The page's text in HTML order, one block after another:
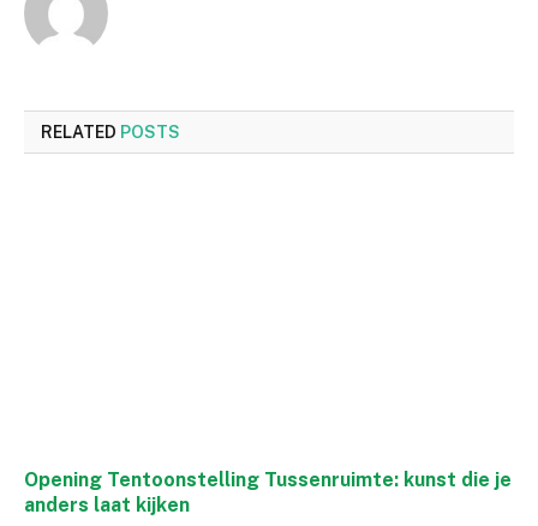
RELATED POSTS
Opening Tentoonstelling Tussenruimte: kunst die je
anders laat kijken